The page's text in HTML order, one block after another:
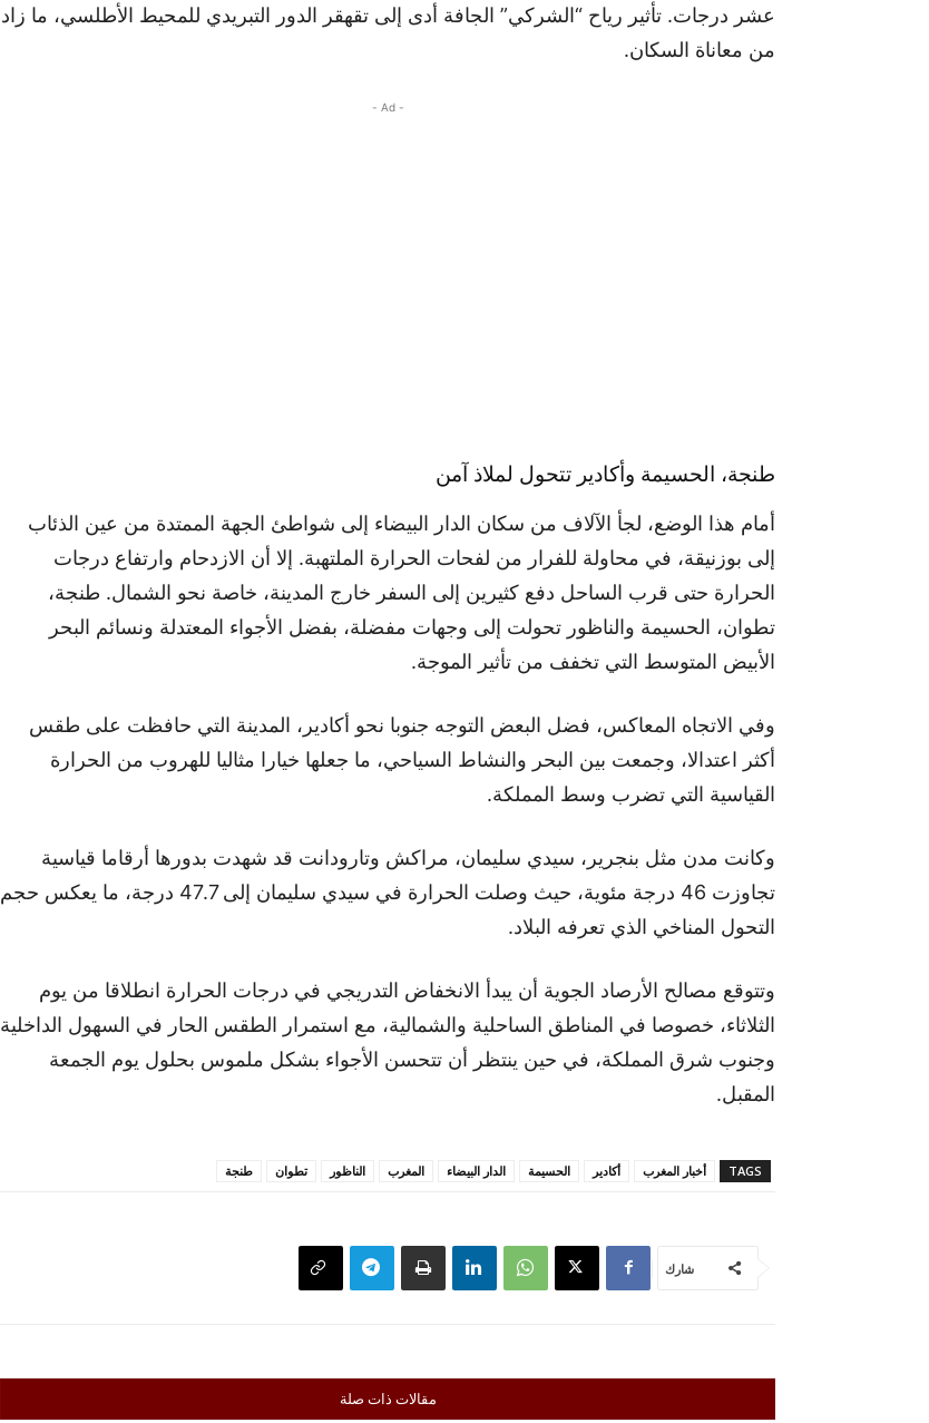
عشر درجات. تأثير رياح “الشركي” الجافة أدى إلى تقهقر الدور التبريدي للمحيط الأطلسي، ما زاد
من معاناة السكان.
- Ad -
طنجة، الحسيمة وأكادير تتحول لملاذ آمن
أمام هذا الوضع، لجأ الآلاف من سكان الدار البيضاء إلى شواطئ الجهة الممتدة من عين الذئاب
إلى بوزنيقة، في محاولة للفرار من لفحات الحرارة الملتهبة. إلا أن الازدحام وارتفاع درجات
الحرارة حتى قرب الساحل دفع كثيرين إلى السفر خارج المدينة، خاصة نحو الشمال. طنجة،
تطوان، الحسيمة والناظور تحولت إلى وجهات مفضلة، بفضل الأجواء المعتدلة ونسائم البحر
الأبيض المتوسط التي تخفف من تأثير الموجة.
وفي الاتجاه المعاكس، فضل البعض التوجه جنوبا نحو أكادير، المدينة التي حافظت على طقس
أكثر اعتدالا، وجمعت بين البحر والنشاط السياحي، ما جعلها خيارا مثاليا للهروب من الحرارة
القياسية التي تضرب وسط المملكة.
وكانت مدن مثل بنجرير، سيدي سليمان، مراكش وتارودانت قد شهدت بدورها أرقاما قياسية
تجاوزت 46 درجة مئوية، حيث وصلت الحرارة في سيدي سليمان إلى 47.7 درجة، ما يعكس حجم
التحول المناخي الذي تعرفه البلاد.
وتتوقع مصالح الأرصاد الجوية أن يبدأ الانخفاض التدريجي في درجات الحرارة انطلاقا من يوم
الثلاثاء، خصوصا في المناطق الساحلية والشمالية، مع استمرار الطقس الحار في السهول الداخلية
وجنوب شرق المملكة، في حين ينتظر أن تتحسن الأجواء بشكل ملموس بحلول يوم الجمعة
المقبل.
TAGS أخبار المغرب أكادير الحسيمة الدار البيضاء المغرب الناظور تطوان طنجة
شارك
مقالات ذات صلة